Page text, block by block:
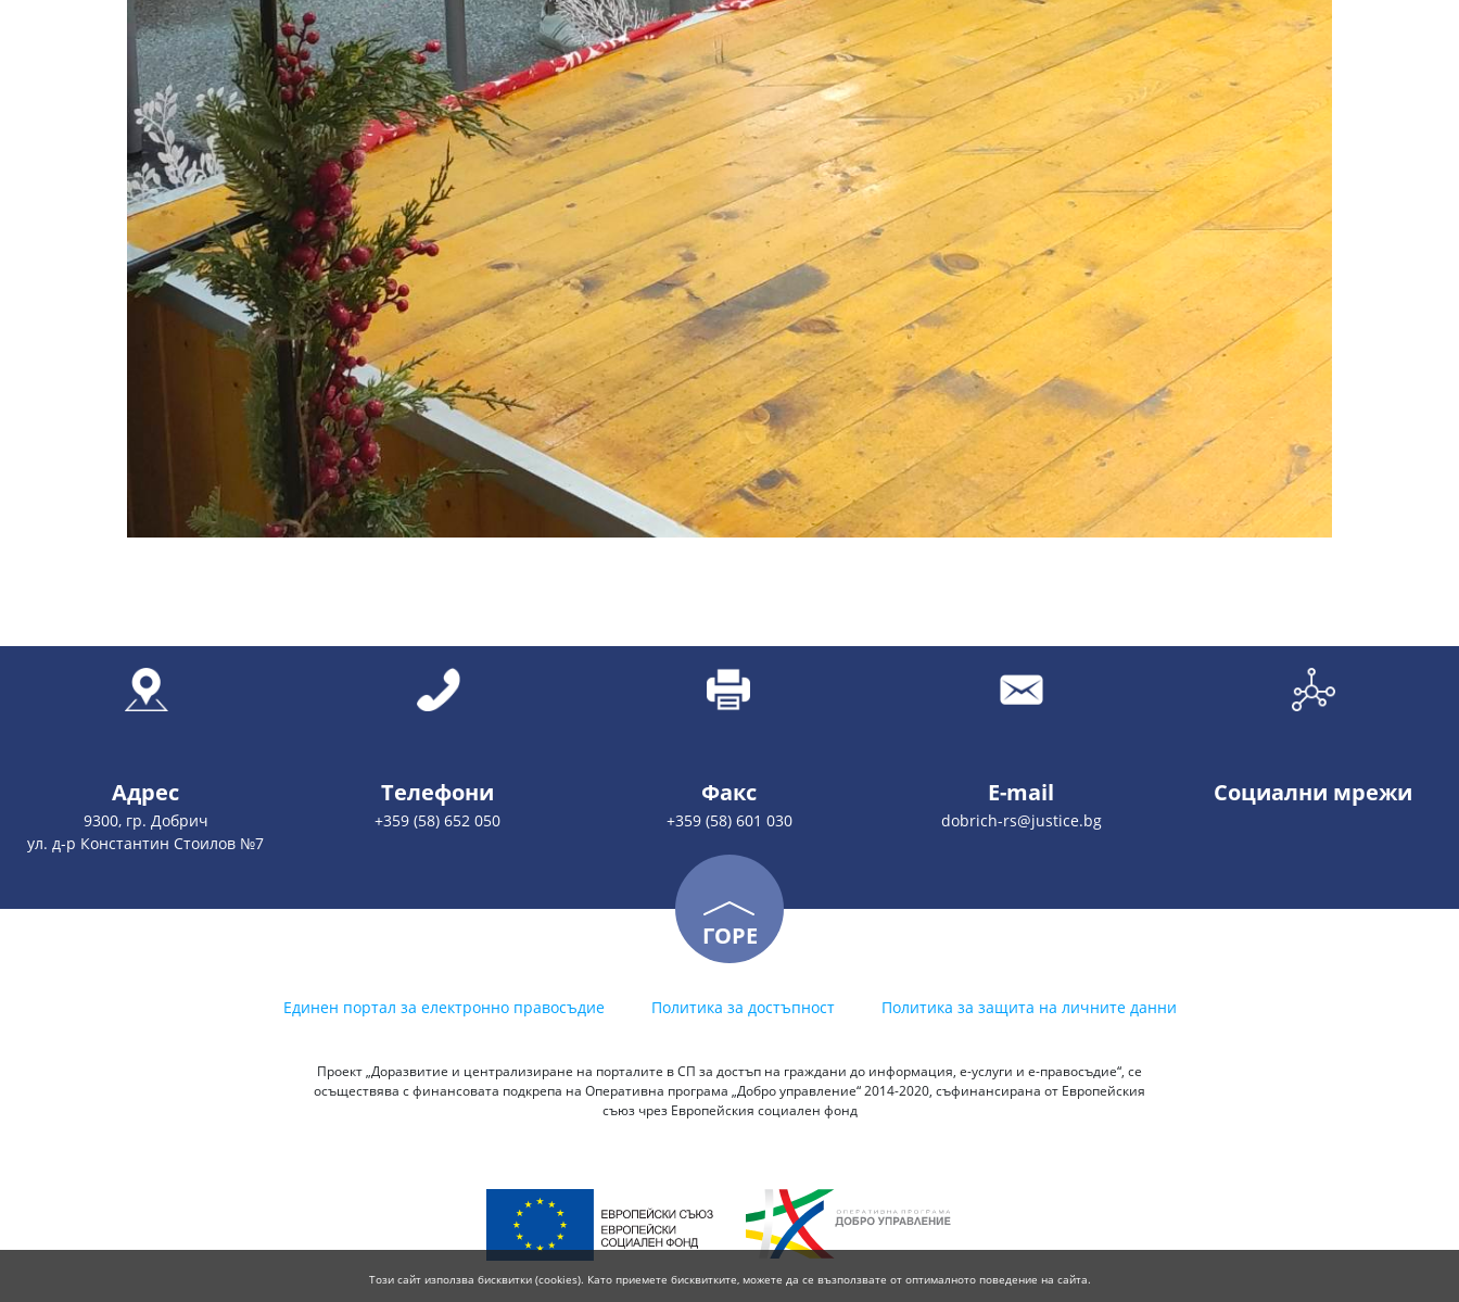
Адрес
9300, гр. Добрич
ул. д-р Константин Стоилов №7
Телефони
+359 (58) 652 050
Факс
+359 (58) 601 030
E-mail
dobrich-rs@justice.bg
Социални мрежи
ГОРЕ
Единен портал за електронно правосъдие Политика за достъпност Политика за защита на личните данни
Проект „Доразвитие и централизиране на порталите в СП за достъп на граждани до информация, е-услуги и е-правосъдие“, се
осъществява с финансовата подкрепа на Оперативна програма „Добро управление“ 2014-2020, съфинансирана от Европейския
съюз чрез Европейския социален фонд
Този сайт използва бисквитки (cookies). Като приемете бисквитките, можете да се възползвате от оптималното поведение на сайта.